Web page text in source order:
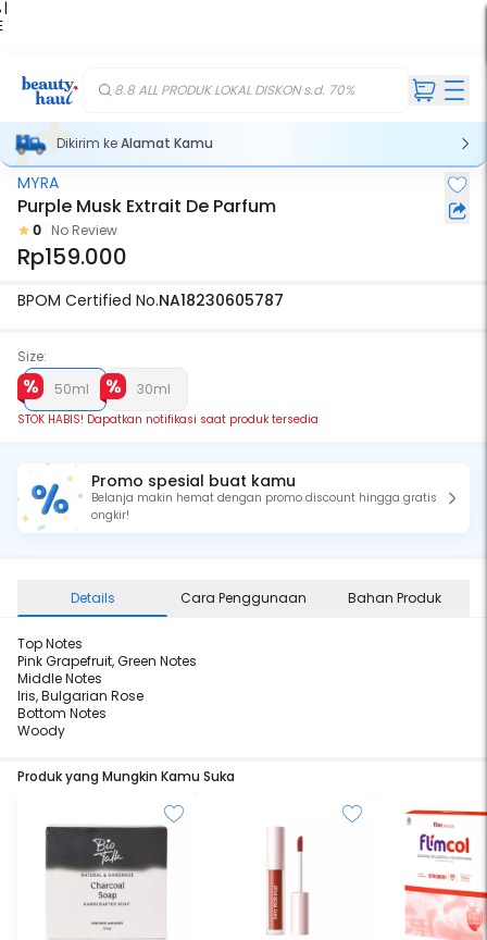
|
8.8 ALL PRODUK LOKAL DISKON s.d. 70%
Dikirim keAlamat Kamu
Stok Habis
MYRA
Purple Musk Extrait De Parfum
0 No Review
Rp159.000
BPOM Certified No.NA18230605787
Size:
50ml
30ml
STOK HABIS! Dapatkan notifikasi saat produk tersedia
Promo spesial buat kamu
Belanja makin hemat dengan promo discount hingga gratis
ongkir!
Details Cara Penggunaan Bahan Produk
Top Notes
Pink Grapefruit, Green Notes
Middle Notes
Iris, Bulgarian Rose
Bottom Notes
Woody
Produk yang Mungkin Kamu Suka